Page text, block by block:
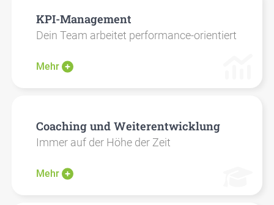
KPI-Manage­ment
Dein Team arbei­tet per­for­mance-ori­en­tiert
Mehr
Coa­ching und Wei­ter­ent­wick­lung
Immer auf der Höhe der Zeit
Mehr